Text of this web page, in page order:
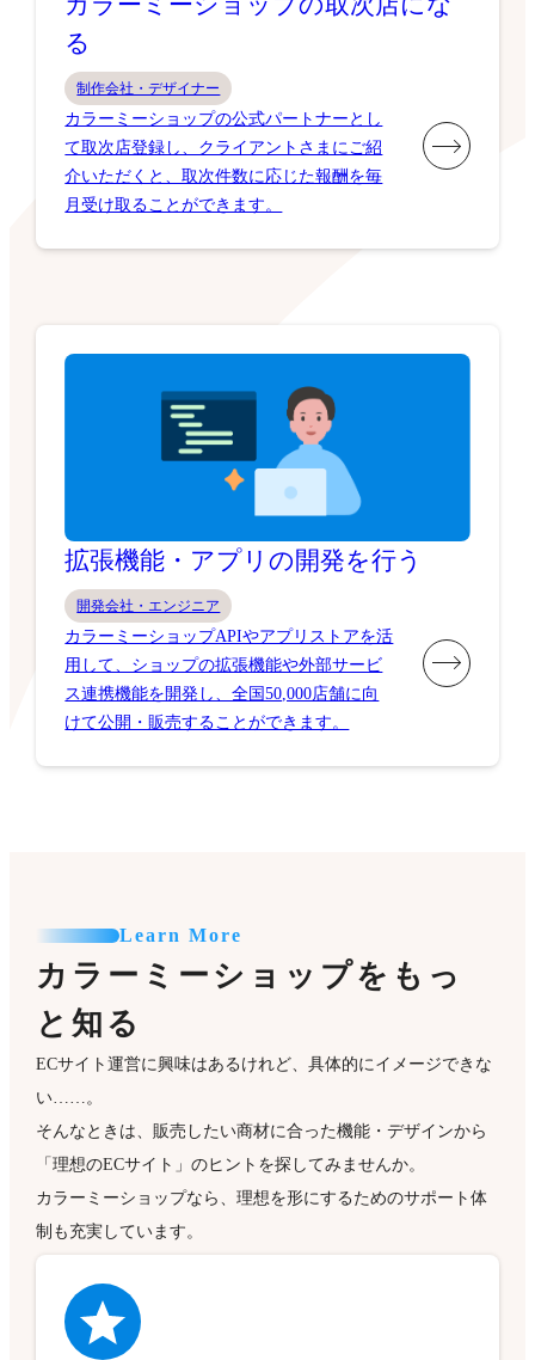
る
制作会社・デザイナー
カラーミーショップの公式パートナーとし
て取次店登録し、クライアントさまにご紹
介いただくと、取次件数に応じた報酬を毎
月受け取ることができます。
拡張機能・アプリの開発を行う
開発会社・エンジニア
カラーミーショップAPIやアプリストアを活
用して、ショップの拡張機能や外部サービ
ス連携機能を開発し、全国50,000店舗に向
けて公開・販売することができます。
Learn More
カラーミーショップをもっ
と知る
ECサイト運営に興味はあるけれど、具体的にイメージできな
い……。
そんなときは、販売したい商材に合った機能・デザインから
「理想のECサイト」のヒントを探してみませんか。
カラーミーショップなら、理想を形にするためのサポート体
制も充実しています。